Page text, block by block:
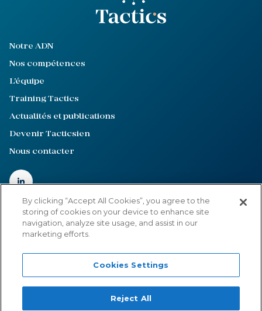
Notre ADN
Nos compétences
L'équipe
Training Tactics
Actualités et publications
Devenir Tacticsien
Nous contacter
©2022-2026Tactics
Mentions légales
By clicking “Accept All Cookies”, you agree to the
storing of cookies on your device to enhance site
navigation, analyze site usage, and assist in our
marketing efforts.
Cookies Settings
Reject All